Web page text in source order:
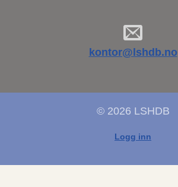
kontor@lshdb.no
© 2026 LSHDB
Logg inn